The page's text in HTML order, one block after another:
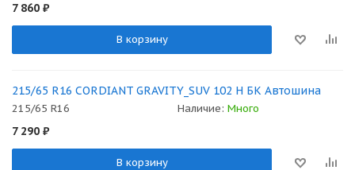
7 860 ₽
В корзину
215/65 R16 CORDIANT GRAVITY_SUV 102 H БК Автошина
215/65 R16 Наличие: Много
7 290 ₽
В корзину